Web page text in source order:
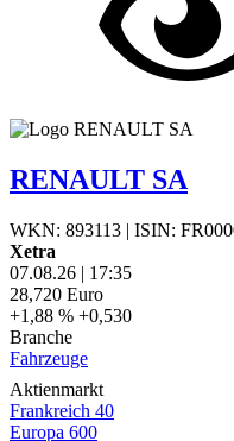
RENAULT SA
WKN: 893113 | ISIN:
Xetra
07.08.26 | 17:35
28,720 Euro
+1,88 % +0,530
Branche
Fahrzeuge
Aktienmarkt
Frankreich 40
Europa 600